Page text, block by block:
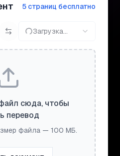
5 страниц бесплатно
Загрузка...
сюда, чтобы
перевод
файла — 100 МБ.